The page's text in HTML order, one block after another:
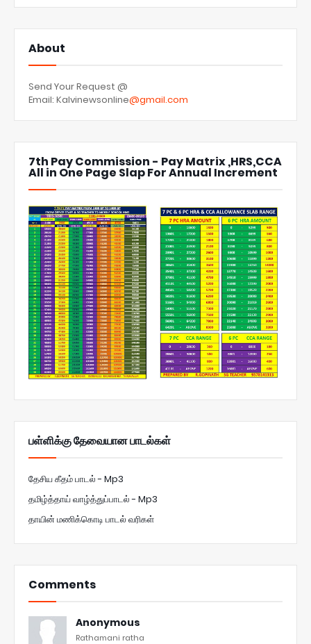
About
Send Your Request @
Email: Kalvinewsonline@gmail.com
7th Pay Commission - Pay Matrix ,HRS,CCA
All in One Page Slap For Annual Increment
பள்ளிக்கு தேவையான பாடல்கள்
தேசிய கீதம் பாடல் - Mp3
தமிழ்த்தாய் வாழ்த்துப்பாடல் - Mp3
தாயின் மணிக்கொடி பாடல் வரிகள்
Comments
Anonymous
Rathamani ratha